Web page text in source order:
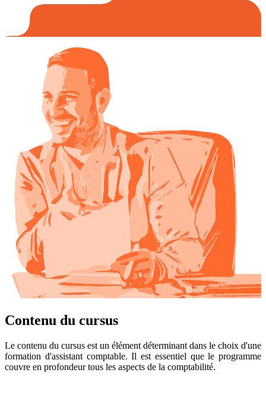
Contenu du cursus
Le contenu du cursus est un élément déterminant dans le choix d'une
formation d'assistant comptable. Il est essentiel que le programme
couvre en profondeur tous les aspects de la comptabilité.